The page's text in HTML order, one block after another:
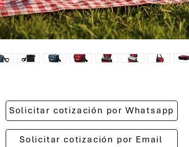
Solicitar cotización por Whatsapp
Solicitar cotización por Email